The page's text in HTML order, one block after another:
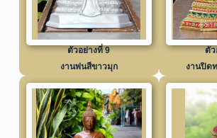
ตัวอย่างที่ 9
งานพ่นสีขาวมุก
ตัว
งานปิด